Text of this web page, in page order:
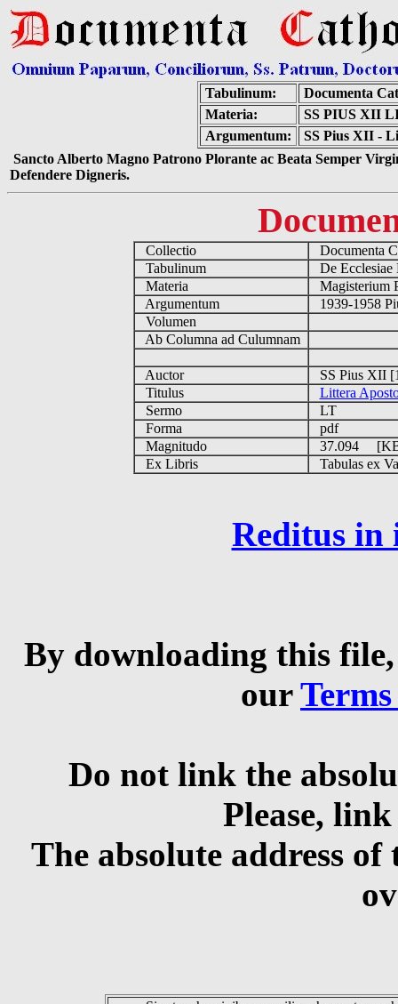
Tabulinum:
Documenta
Materia:
SS PIUS XII
Argumentum:
SS Pius XII -
Sancto Alberto Magno Patrono Plorante ac Beata Semper
Defendere Digneris.
Collectio
Documenta
Tabulinum
De
Materia
Magisterium
Argumentum
1939-1958
Volumen
Ab Columna ad Culumnam
Auctor
SS Pius XII
Titulus
Littera
Sermo
LT
Forma
pdf
Magnitudo
37.094
Ex Libris
Tabulas ex
Reditus in
By downloading this
our
Do not link the
Please,
The absolute address